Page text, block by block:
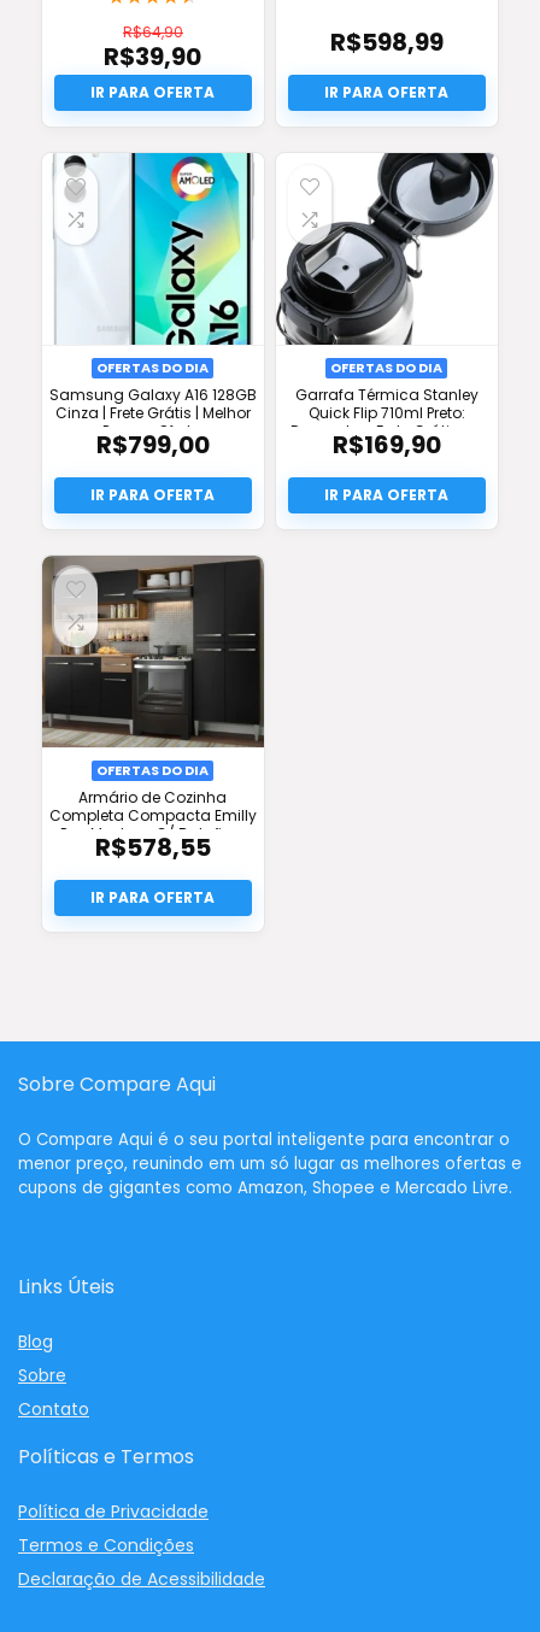
R$64,90
O
preço
original
era:
R$64,90.
R$39,90
O
preço
atual
é:
R$39,90.
R$598,99
OFERTAS DO DIA
Samsung Galaxy A16 128GB
Cinza | Frete Grátis | Melhor
Preço e Oferta
R$799,00
OFERTAS DO DIA
Garrafa Térmica Stanley
Quick Flip 710ml Preto:
Desconto e Frete Grátis na
Oferta!
R$169,90
OFERTAS DO DIA
Armário de Cozinha
Completa Compacta Emilly
Pop Madesa C/ Balcão –
Frete Grátis e Oferta!
R$578,55
Sobre Compare Aqui
O Compare Aqui é o seu portal inteligente para encontrar o
menor preço, reunindo em um só lugar as melhores ofertas e
cupons de gigantes como Amazon, Shopee e Mercado Livre.
Links Úteis
Blog
Sobre
Contato
Políticas e Termos
Política de Privacidade
Termos e Condições
Declaração de Acessibilidade